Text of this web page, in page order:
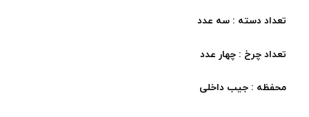
تعداد دسته : سه عدد
تعداد چرخ : چهار عدد
محفظه : جیب داخلی